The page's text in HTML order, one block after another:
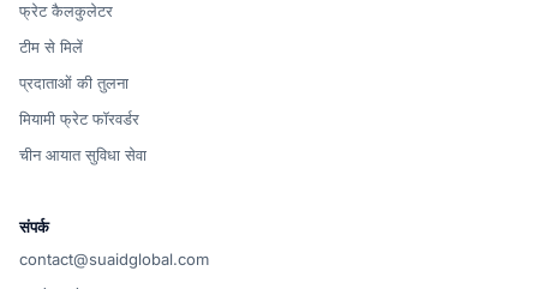
फ्रेट कैलकुलेटर
टीम से मिलें
प्रदाताओं की तुलना
मियामी फ्रेट फॉरवर्डर
चीन आयात सुविधा सेवा
संपर्क
contact@suaidglobal.com